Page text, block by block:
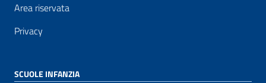
Area riservata
Privacy
SCUOLE INFANZIA